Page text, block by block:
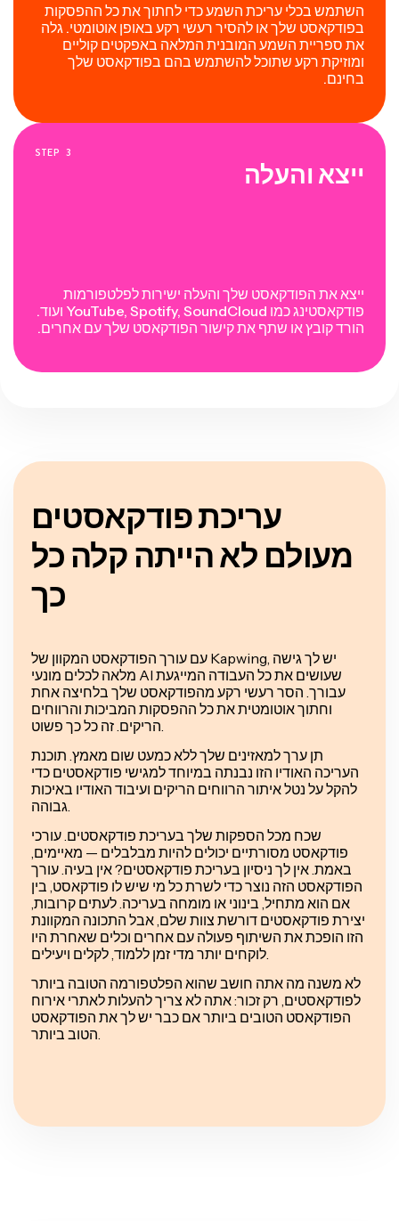
השתמש בכלי עריכת השמע כדי לחתוך את כל ההפסקות
בפודקאסט שלך או להסיר רעשי רקע באופן אוטומטי. גלה
את ספריית השמע המובנית המלאה באפקטים קוליים
ומוזיקת רקע שתוכל להשתמש בהם בפודקאסט שלך
בחינם.
STEP 3
ייצא והעלה
ייצא את הפודקאסט שלך והעלה ישירות לפלטפורמות
פודקאסטינג כמו YouTube, Spotify, SoundCloud ועוד.
הורד קובץ או שתף את קישור הפודקאסט שלך עם אחרים.
עריכת פודקאסטים
מעולם לא הייתה קלה כל
כך
עם עורך הפודקאסט המקוון של Kapwing, יש לך גישה
מלאה לכלים מונעי AI שעושים את כל העבודה המייגעת
עבורך. הסר רעשי רקע מהפודקאסט שלך בלחיצה אחת
וחתוך אוטומטית את כל ההפסקות המביכות והרווחים
תן ערך למאזינים שלך ללא כמעט שום מאמץ. תוכנת
העריכה האודיו הזו נבנתה במיוחד למגישי פודקאסטים כדי
להקל על נטל איתור הרווחים הריקים ועיבוד האודיו באיכות
שכח מכל הספקות שלך בעריכת פודקאסטים. עורכי
פודקאסט מסורתיים יכולים להיות מבלבלים — מאיימים,
באמת. אין לך ניסיון בעריכת פודקאסטים? אין בעיה. עורך
הפודקאסט הזה נוצר כדי לשרת כל מי שיש לו פודקאסט, בין
אם הוא מתחיל, בינוני או מומחה בעריכה. לעתים קרובות,
יצירת פודקאסטים דורשת צוות שלם, אבל התכונה המקוונת
הזו הופכת את השיתוף פעולה עם אחרים וכלים שאחרת היו
לא משנה מה אתה חושב שהוא הפלטפורמה הטובה ביותר
לפודקאסטים, רק זכור: אתה לא צריך להעלות לאתרי אירוח
הפודקאסט הטובים ביותר אם כבר יש לך את הפודקאסט